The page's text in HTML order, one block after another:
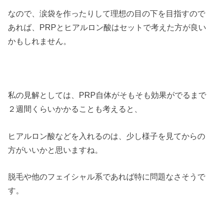
なので、涙袋を作ったりして理想の目の下を目指すので
あれば、PRPとヒアルロン酸はセットで考えた方が良い
かもしれません。
私の見解としては、PRP自体がそもそも効果がでるまで
２週間くらいかかることも考えると、
ヒアルロン酸などを入れるのは、少し様子を見てからの
方がいいかと思いますね。
脱毛や他のフェイシャル系であれば特に問題なさそうで
す。